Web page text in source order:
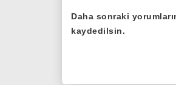
Daha sonraki
kaydedilsin.